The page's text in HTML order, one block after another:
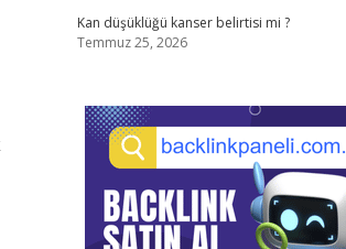
Kan düşüklüğü kanser belirtisi mi ?
Temmuz 25, 2026